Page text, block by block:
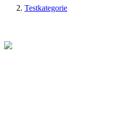
Testkategorie